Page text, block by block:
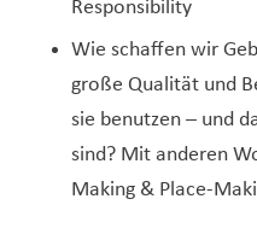
Responsibility
Wie schaffen wir
große Qualität und
sie benutzen – und
sind? Mit anderen
Making & Place-